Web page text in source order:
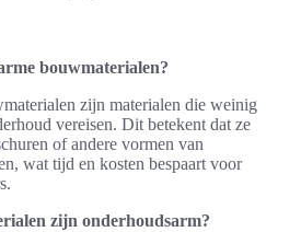
bouwmaterialen?
zijn materialen die weinig
vereisen. Dit betekent dat ze
of andere vormen van
wat tijd en kosten bespaart voor
zijn onderhoudsarm?